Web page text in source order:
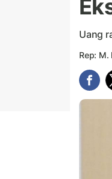
Uang
Rep: M.